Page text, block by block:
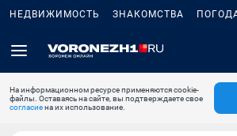
НЕДВИЖИМОСТЬ ЗНАКОМСТВА
На информационном ресурсе применяются cookie-
файлы. Оставаясь на сайте, вы подтверждаете свое
согласиена их использование.